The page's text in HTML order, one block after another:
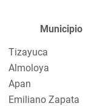
Municipio
Tizayuca
Almoloya
Apan
Emiliano Zapata